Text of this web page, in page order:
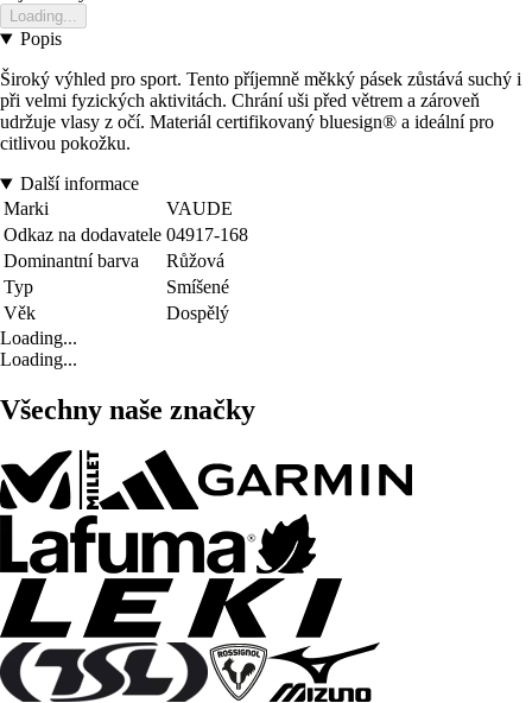
Loading...
Popis
Široký výhled pro sport. Tento příjemně měkký pásek zůstává suchý i
při velmi fyzických aktivitách. Chrání uši před větrem a zároveň
udržuje vlasy z očí. Materiál certifikovaný bluesign® a ideální pro
citlivou pokožku.
Další informace
Marki
VAUDE
Odkaz na dodavatele 04917-168
Dominantní barva
Růžová
Typ
Smíšené
Věk
Dospělý
Loading...
Loading...
Všechny naše značky